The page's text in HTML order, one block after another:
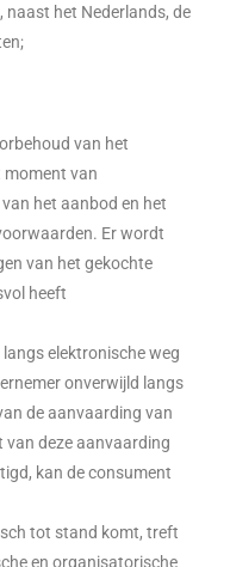
naast het Nederlands, de
van het
moment van
het aanbod en het
Er wordt
van het gekochte
heeft
elektronische weg
onverwijld langs
de aanvaarding van
deze aanvaarding
kan de consument
tot stand komt, treft
en organisatorische